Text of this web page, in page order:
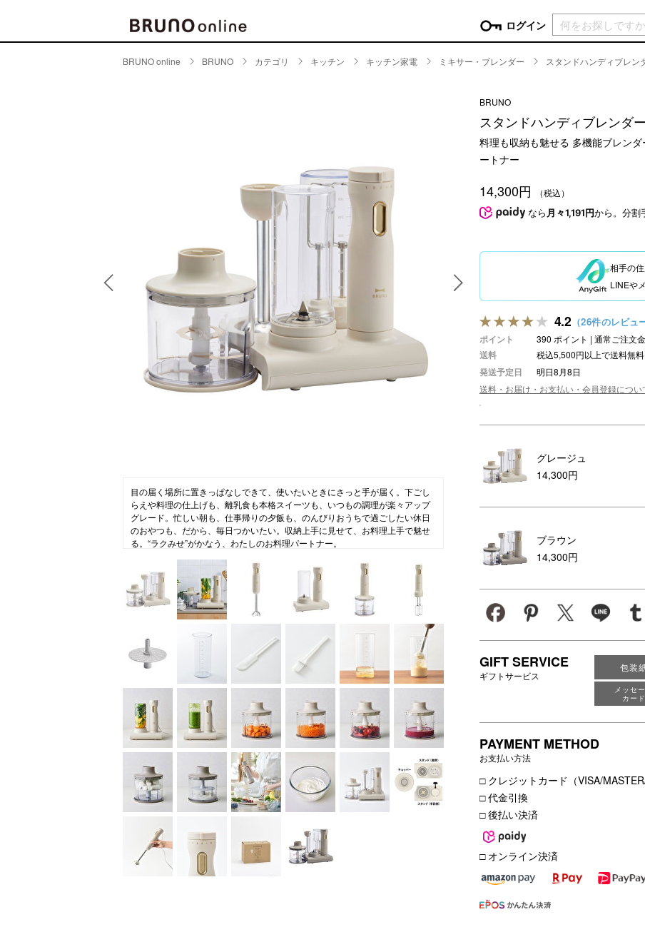
ログイン
ログイン
パスワードをお忘れの方はこちら＞
新規会員登録
現在カ
特集一覧
ランキング
キッチンツール
キッチンファブリック
インテリア
生活家電
ファブリック
ピクニックアイテム
ランチボックス・弁当箱
その他ピクニックアイテム
ビューティー
ボディケア
アロマ
ファッション・トラベル
ファッション雑貨
ベビー・キッズアイテム
おもちゃ・トイ
ファッション
BRUNO online BRUNO カテゴリ キッチン キッチン家電 ミキサー・ブレンダー スタンドハンディブレン
目の届く場所に置きっぱなしできて、使いたいときにさっと手が届く。下ごし
らえや料理の仕上げも、離乳食も本格スイーツも、いつもの調理が楽々アップ
グレード。忙しい朝も、仕事帰りの夕飯も、のんびりおうちで過ごしたい休日
のおやつも、だから、毎日つかいたい。収納上手に見せて、お料理上手で魅せ
る。“ラクみせ”がかなう、わたしのお料理パートナー。
BRUNO
スタンドハンディブレンダ
料理も収納も魅せる 多機能ブレン
ートナー
14,300円 （税込）
なら 月々1,191円から。分割
相手の
LINEや
4.2 （26件のレビュ
ポイント 390 ポイント | 通常ご注文
送料 税込5,500円以上で送料無
発送予定日
明日8月8日
送料・お届け・お支払い・会員登録につい
グレージュ
14,300円
ブラウン
14,300円
GIFT SERVICE
ギフトサービス
包装
メッセ
カード
PAYMENT METHOD
お支払い方法
□ クレジットカード（VISA/
□ 代金引換
□ 後払い決済
□ オンライン決済